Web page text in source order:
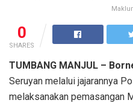
0
SHARES
TUMBANG MANJUL –
Seruyan melalui jajarannya
melaksanakan pemasangan